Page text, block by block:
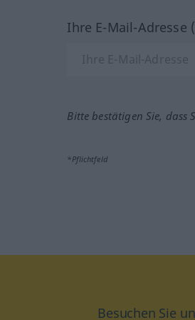
Ihre E-Mail-Adresse
Bitte bestätigen Sie, dass
*Pflichtfeld
Besuchen Sie